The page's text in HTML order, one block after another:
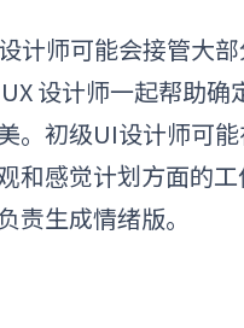
计师可能会接管大
设计师一起帮助确
。初级UI设计师可
和感觉计划方面的
责生成情绪版。